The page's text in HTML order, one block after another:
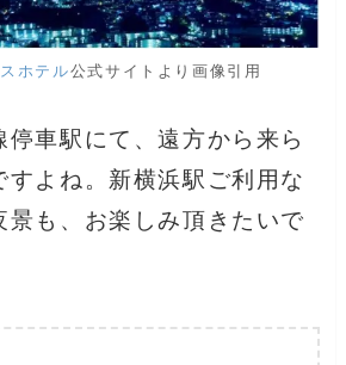
ホテル公式サイトより画像引用
停車駅にて、遠方から来ら
すよね。新横浜駅ご利用な
景も、お楽しみ頂きたいで